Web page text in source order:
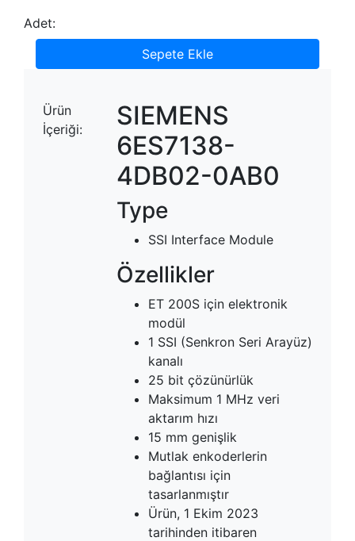
Adet:
Sepete Ekle
Ürün
İçeriği:
SIEMENS
6ES7138-
4DB02-0AB0
Type
SSI Interface Module
Özellikler
ET 200S için elektronik
modül
1 SSI (Senkron Seri Arayüz)
kanalı
25 bit çözünürlük
Maksimum 1 MHz veri
aktarım hızı
15 mm genişlik
Mutlak enkoderlerin
bağlantısı için
tasarlanmıştır
Ürün, 1 Ekim 2023
tarihinden itibaren